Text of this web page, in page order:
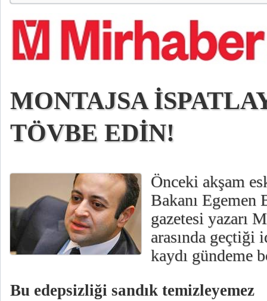
MONTAJSA
TÖVBE EDİN!
Önceki akşam
Bakanı Egemen
gazetesi yazarı
arasında geçtiği
kaydı gündeme
Bu edepsizliği sandık temizleyemez